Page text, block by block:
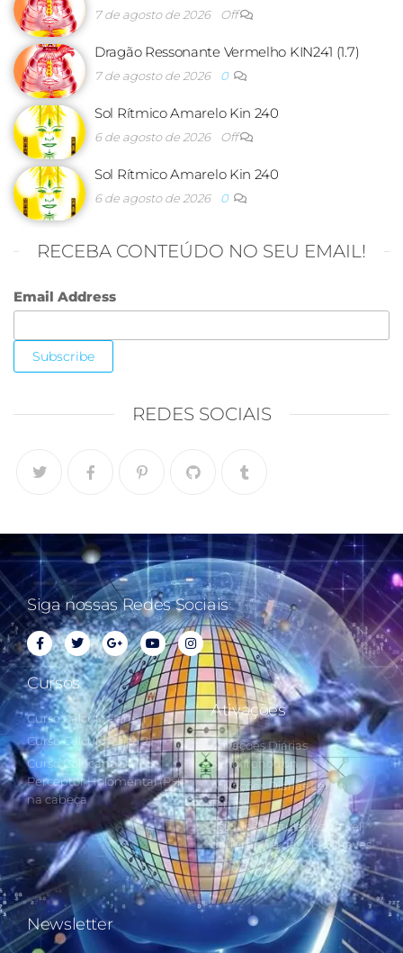
7 de agosto de 2026 Off
Dragão Ressonante Vermelho KIN241 (1.7)
7 de agosto de 2026 0
Sol Rítmico Amarelo Kin 240
6 de agosto de 2026 Off
Sol Rítmico Amarelo Kin 240
6 de agosto de 2026 0
RECEBA CONTEÚDO NO SEU EMAIL!
Email Address
REDES SOCIAIS
Siga nossas Redes Sociais
Cursos
Curso Cálculo Parte 1
Curso Cálculo Parte 2
Curso Colocando o
Perceptor Holomental (PH)
na cabeça
Ativações
Ativações Diárias
Synchronotron
Ativações Diárias Lei do
Tempo
Estudos Postulados da Lei
do Tempo e das 260 Chaves
do Synchronotron
Newsletter